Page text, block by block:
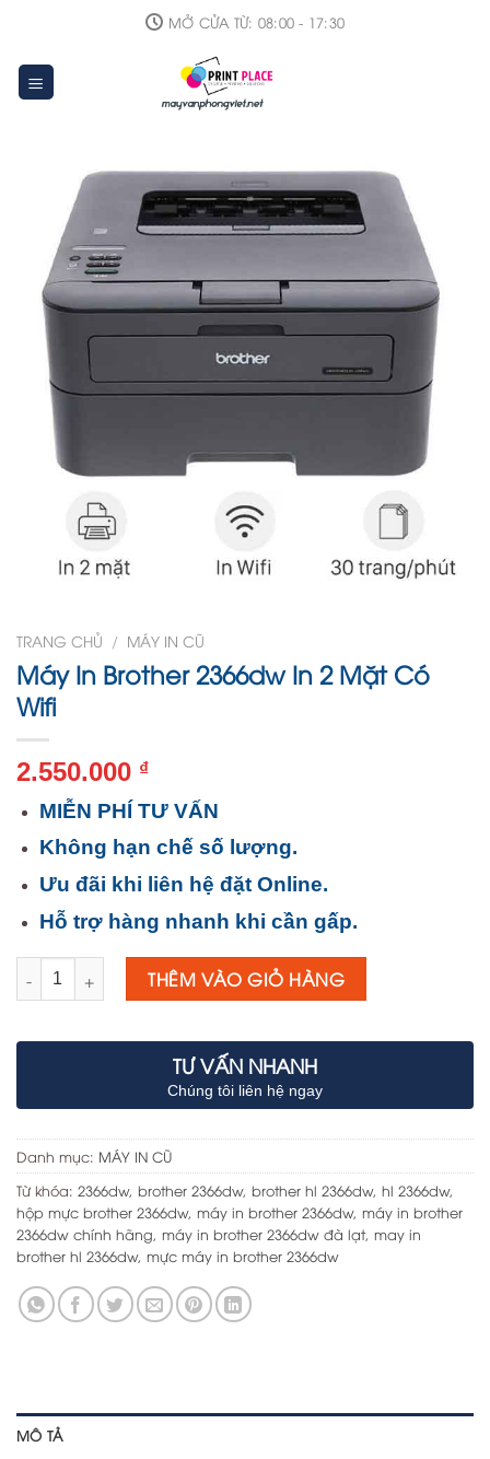
content
MỞ CỬA TỪ: 08:00 - 17:30
TRANG CHỦ / MÁY IN CŨ
Máy In Brother 2366dw In 2 Mặt Có
Wifi
2.550.000 ₫
MIỄN PHÍ TƯ VẤN
Không hạn chế số lượng.
Ưu đãi khi liên hệ đặt Online.
Hỗ trợ hàng nhanh khi cần gấp.
Số lượng THÊM VÀO GIỎ HÀNG
TƯ VẤN NHANH
Chúng tôi liên hệ ngay
Danh mục: MÁY IN CŨ
Từ khóa: 2366dw, brother 2366dw, brother hl 2366dw, hl 2366dw,
hộp mực brother 2366dw, máy in brother 2366dw, máy in brother
2366dw chính hãng, máy in brother 2366dw đà lạt, may in
brother hl 2366dw, mực máy in brother 2366dw
MÔ TẢ